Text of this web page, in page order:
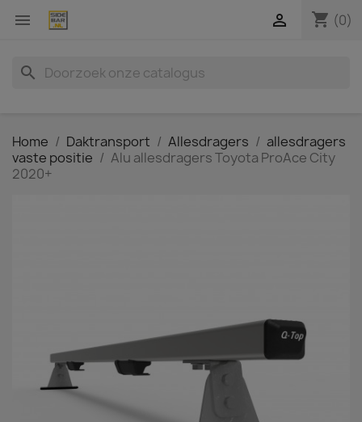
 shopping_cart (0)

search
Home Daktransport Allesdragers
allesdragers
vaste positie
Alu allesdragers Toyota ProAce City
2020+